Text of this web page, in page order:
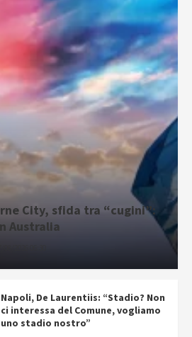
City, sfida tra “cugini”:
Australia
Napoli, De Laurentiis: “Stadio? Non
ci interessa del Comune, vogliamo
uno stadio nostro”